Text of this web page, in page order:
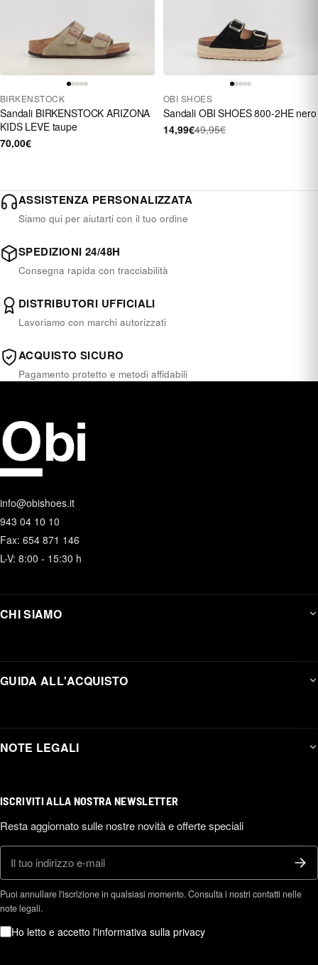
BIRKENSTOCK
Sandali BIRKENSTOCK ARIZONA
KIDS LEVE taupe
70,00€
OBI SHOES
Sandali OBI SHOES 800-2HE nero
14,99€49,95€
ASSISTENZA PERSONALIZZATA
Siamo qui per aiutarti con il tuo ordine
SPEDIZIONI 24/48H
Consegna rapida con tracciabilità
DISTRIBUTORI UFFICIALI
Lavoriamo con marchi autorizzati
ACQUISTO SICURO
Pagamento protetto e metodi affidabili
info@obishoes.it
943 04 10 10
Fax: 654 871 146
L-V: 8:00 - 15:30 h
CHI SIAMO
GUIDA ALL'ACQUISTO
NOTE LEGALI
ISCRIVITI ALLA NOSTRA NEWSLETTER
Resta aggiornato sulle nostre novità e offerte speciali
Puoi annullare l'iscrizione in qualsiasi momento. Consulta i nostri contatti nelle
note legali.
Ho letto e accetto l'informativa sulla privacy